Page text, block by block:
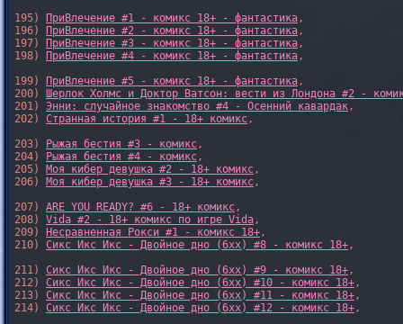
195)
ПриВлечение #1 - комикс 18+ - фантастика,
196)
ПриВлечение #2 - комикс 18+ - фантастика,
197)
ПриВлечение #3 - комикс 18+ - фантастика,
198)
ПриВлечение #4 - комикс 18+ - фантастика,
199)
ПриВлечение #5 - комикс 18+ - фантастика,
200) Шерлок Холмс и Доктор Ватсон: вести из Лондона #2 -
201) Энни: случайное знакомство #4 - Осенний кавардак,
202) Странная история #1 - 18+ комикс,
203)
Рыжая бестия #3 - комикс,
204)
Рыжая бестия #4 - комикс,
205) Моя кибер девушка #2 - 18+ комикс,
206) Моя кибер девушка #3 - 18+ комикс,
207) ARE YOU READY? #6 - 18+ комикс,
208) Vida #2 - 18+ комикс по игре Vida,
209)
Несравненная Рокси #1 - комикс 18+,
210) Сикс Икс Икс - Двойное дно (6xx) #8 - комикс 18+,
211) Сикс Икс Икс - Двойное дно (6xx) #9 - комикс 18+,
212) Сикс Икс Икс - Двойное дно (6xx) #10 - комикс 18+,
213) Сикс Икс Икс - Двойное дно (6xx) #11 - комикс 18+,
214) Сикс Икс Икс - Двойное дно (6xx) #12 - комикс 18+,